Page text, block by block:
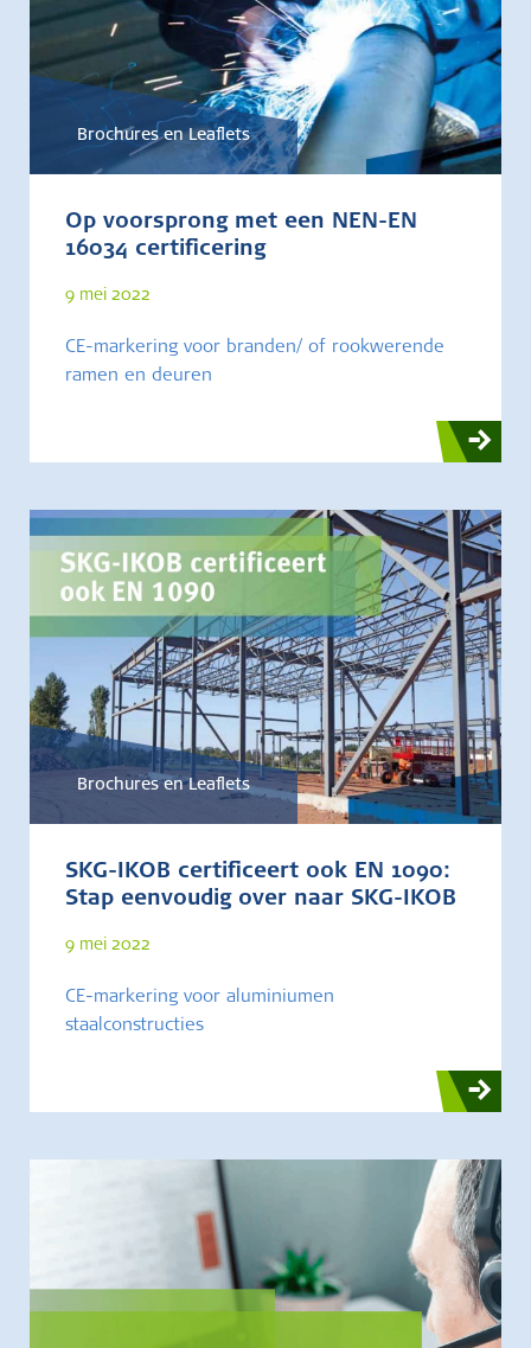
Brochures en Leaflets
Op voorsprong met een NEN-EN
16034 certificering
9 mei 2022
CE-markering voor branden/ of rookwerende
ramen en deuren
Brochures en Leaflets
SKG-IKOB certificeert ook EN 1090:
Stap eenvoudig over naar SKG-IKOB
9 mei 2022
CE-markering voor aluminiumen
staalconstructies